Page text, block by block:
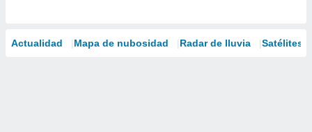
Actualidad Mapa de nubosidad Radar de lluvia Satélites